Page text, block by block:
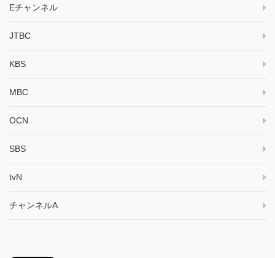
Eチャンネル
JTBC
KBS
MBC
OCN
SBS
tvN
チャンネルA